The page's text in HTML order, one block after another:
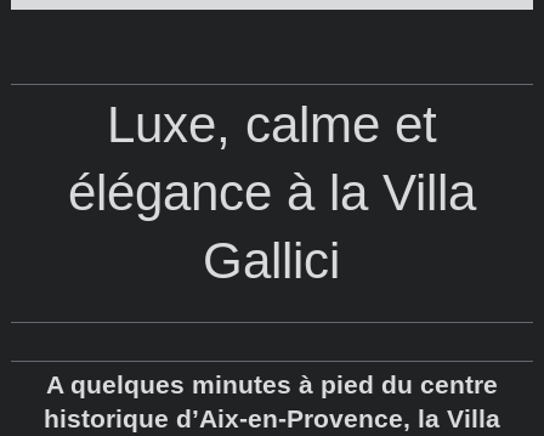
Luxe, calme et
élégance à la Villa
Gallici
A quelques minutes à pied du centre
historique d’Aix-en-Provence, la Villa